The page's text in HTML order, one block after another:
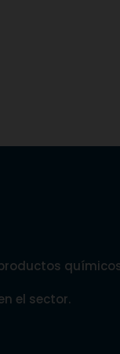
el sector.